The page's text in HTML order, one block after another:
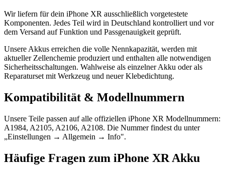
Wir liefern für dein iPhone XR ausschließlich vorgetestete
Komponenten. Jedes Teil wird in Deutschland kontrolliert und vor
dem Versand auf Funktion und Passgenauigkeit geprüft.
Unsere Akkus erreichen die volle Nennkapazität, werden mit
aktueller Zellenchemie produziert und enthalten alle notwendigen
Sicherheitsschaltungen. Wahlweise als einzelner Akku oder als
Reparaturset mit Werkzeug und neuer Klebedichtung.
Kompatibilität & Modellnummern
Unsere Teile passen auf alle offiziellen iPhone XR Modellnummern:
A1984, A2105, A2106, A2108. Die Nummer findest du unter
„Einstellungen → Allgemein → Info".
Häufige Fragen zum iPhone XR Akku